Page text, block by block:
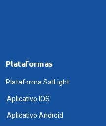
Plataformas
Plataforma SatLight
Aplicativo IOS
Aplicativo Android